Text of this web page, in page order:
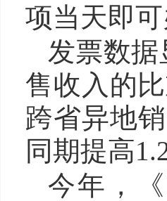
项当天即可
发票数
售收入的
跨省异地
同期提高
今年，